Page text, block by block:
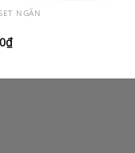
NGẮN
₫